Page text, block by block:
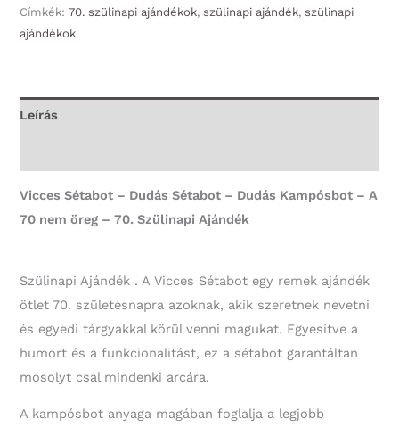
Sétabot
-
-
Szülinapi
Ajándék
mennyiség
Címkék:70. szülinapi ajándékok,szülinapi ajándék,szülinapi
ajándékok
Leírás
Vicces Sétabot – Dudás Sétabot – Dudás Kampósbot – A
70 nem öreg – 70. Szülinapi Ajándék
Szülinapi Ajándék . A Vicces Sétabot egy remek ajándék
ötlet 70. születésnapra azoknak, akik szeretnek nevetni
és egyedi tárgyakkal körül venni magukat. Egyesítve a
humort és a funkcionalitást, ez a sétabot garantáltan
mosolyt csal mindenki arcára.
A kampósbot anyaga magában foglalja a legjobb